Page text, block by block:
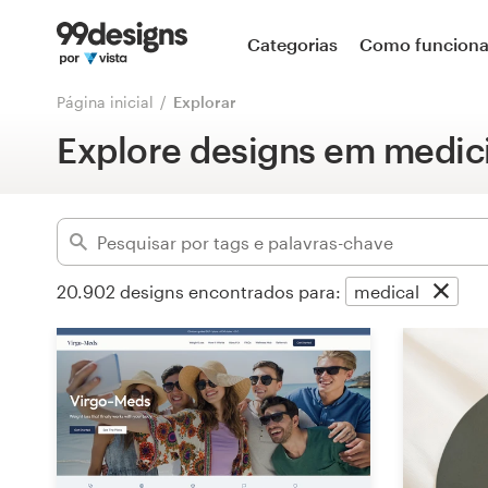
Categorias Como funciona
Página inicial Explorar
Explore designs em
20.902 designs encontrados para: medical
Avançado
Página inicial
Pesquisar categorias
Como funciona
Inspiração
Serviços
design